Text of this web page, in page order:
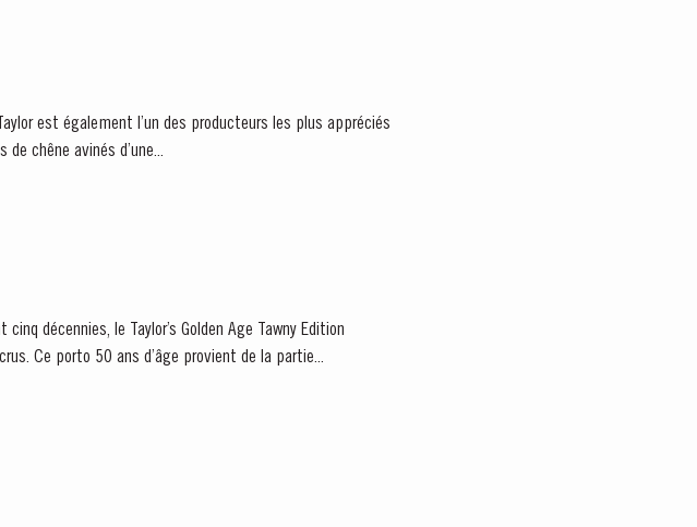
est également l’un des producteurs les plus appréciés
chêne avinés d’une...
décennies, le Taylor’s Golden Age Tawny Edition
Spéciale est proposé en série limitée pour les collectionneurs de grands crus. Ce porto 50 ans d’âge provient de la partie...
fazer reserva.